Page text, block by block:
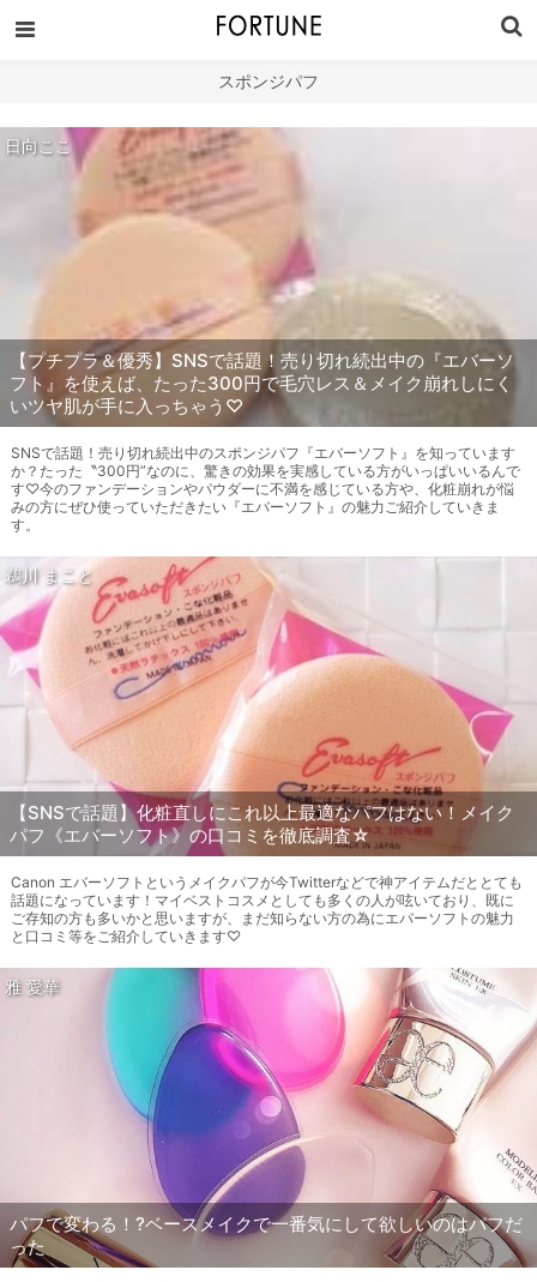
スポンジパフ
日向ここ
【プチプラ＆優秀】SNSで話題！売り切れ続出中の『エバーソ
フト』を使えば、たった300円で毛穴レス＆メイク崩れしにく
いツヤ肌が手に入っちゃう♡
SNSで話題！売り切れ続出中のスポンジパフ『エバーソフト』を知っています
か？たった〝300円”なのに、驚きの効果を実感している方がいっぱいいるんで
す♡今のファンデーションやパウダーに不満を感じている方や、化粧崩れが悩
みの方にぜひ使っていただきたい『エバーソフト』の魅力ご紹介していきま
す。
鵜川 まこと
【SNSで話題】化粧直しにこれ以上最適なパフはない！メイク
パフ《エバーソフト》の口コミを徹底調査☆
Canon エバーソフトというメイクパフが今Twitterなどで神アイテムだととても
話題になっています！マイベストコスメとしても多くの人が呟いており、既に
ご存知の方も多いかと思いますが、まだ知らない方の為にエバーソフトの魅力
と口コミ等をご紹介していきます♡
雅 愛華
パフで変わる！?ベースメイクで一番気にして欲しいのはパフだ
った